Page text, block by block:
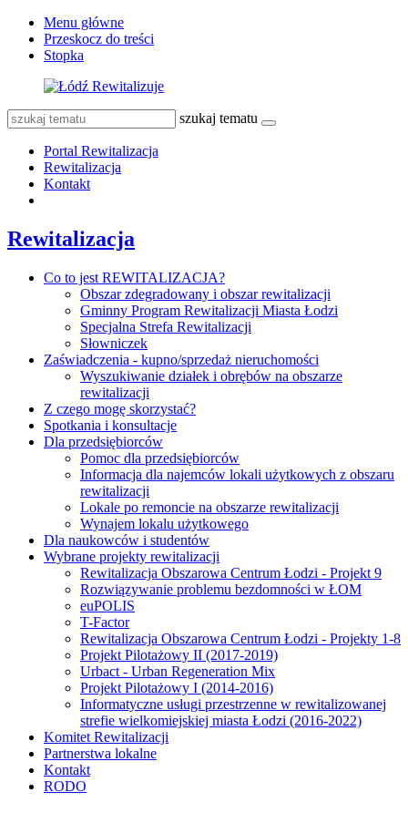
Menu główne
Przeskocz do treści
Stopka
szukaj tematu
Portal Rewitalizacja
Rewitalizacja
Kontakt
Rewitalizacja
Co to jest REWITALIZACJA?
Obszar zdegradowany i obszar rewitalizacji
Gminny Program Rewitalizacji Miasta Łodzi
Specjalna Strefa Rewitalizacji
Słowniczek
Zaświadczenia - kupno/sprzedaż nieruchomości
Wyszukiwanie działek i obrębów na obszarze
rewitalizacji
Z czego mogę skorzystać?
Spotkania i konsultacje
Dla przedsiębiorców
Pomoc dla przedsiębiorców
Informacja dla najemców lokali użytkowych z obszaru
rewitalizacji
Lokale po remoncie na obszarze rewitalizacji
Wynajem lokalu użytkowego
Dla naukowców i studentów
Wybrane projekty rewitalizacji
Rewitalizacja Obszarowa Centrum Łodzi - Projekt 9
Rozwiązywanie problemu bezdomności w ŁOM
euPOLIS
T-Factor
Rewitalizacja Obszarowa Centrum Łodzi - Projekty 1-8
Projekt Pilotażowy II (2017-2019)
Urbact - Urban Regeneration Mix
Projekt Pilotażowy I (2014-2016)
Informatyczne usługi przestrzenne w rewitalizowanej
strefie wielkomiejskiej miasta Łodzi (2016-2022)
Komitet Rewitalizacji
Partnerstwa lokalne
Kontakt
RODO